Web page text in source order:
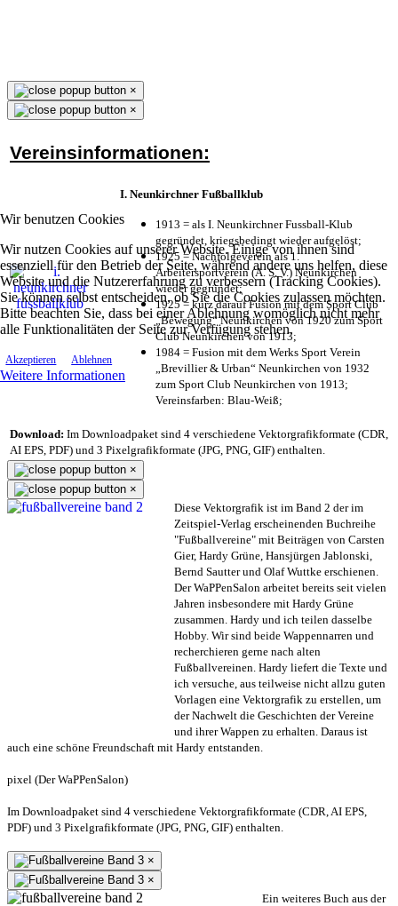
Wir benutzen Cookies
Wir nutzen Cookies auf unserer Website. Einige von ihnen sind
essenziell für den Betrieb der Seite, während andere uns helfen, diese
Website und die Nutzererfahrung zu verbessern (Tracking Cookies).
Sie können selbst entscheiden, ob Sie die Cookies zulassen möchten.
Bitte beachten Sie, dass bei einer Ablehnung womöglich nicht mehr
alle Funktionalitäten der Seite zur Verfügung stehen.
Akzeptieren Ablehnen
Weitere Informationen
×
×
Vereinsinformationen:
I. Neunkirchner Fußballklub
1913 = als I. Neunkirchner Fussball-Klub
gegründet, kriegsbedingt wieder aufgelöst;
1925 = Nachfolgeverein als 1.
Arbeitersportverein (A. S. V.) Neunkirchen
wieder gegründet;
1925 = kurz darauf Fusion mit dem Sport Club
„Bewegung“ Neunkirchen von 1920 zum Sport
Club Neunkirchen von 1913;
1984 = Fusion mit dem Werks Sport Verein
„Brevillier & Urban“ Neunkirchen von 1932
zum Sport Club Neunkirchen von 1913;
Vereinsfarben: Blau-Weiß;
Download: Im Downloadpaket sind 4 verschiedene Vektorgrafikformate (CDR,
AI EPS, PDF) und 3 Pixelgrafikformate (JPG, PNG, GIF) enthalten.
×
×
Diese Vektorgrafik ist im Band 2 der im
Zeitspiel-Verlag erscheinenden Buchreihe
"Fußballvereine" mit Beiträgen von Carsten
Gier, Hardy Grüne, Hansjürgen Jablonski,
Bernd Sautter und Olaf Wuttke erschienen.
Der WaPPenSalon arbeitet bereits seit vielen
Jahren insbesondere mit Hardy Grüne
zusammen. Hardy und ich teilen dasselbe
Hobby. Wir sind beide Wappennarren und
recherchieren gerne nach alten
Fußballvereinen. Hardy liefert die Texte und
ich versuche, aus teilweise nicht allzu guten
Vorlagen eine Vektorgrafik zu erstellen, um
der Nachwelt die Geschichten der Vereine
und ihrer Wappen zu erhalten. Daraus ist
auch eine schöne Freundschaft mit Hardy entstanden.
pixel (Der WaPPenSalon)
Im Downloadpaket sind 4 verschiedene Vektorgrafikformate (CDR, AI EPS,
PDF) und 3 Pixelgrafikformate (JPG, PNG, GIF) enthalten.
×
×
Ein weiteres Buch aus der